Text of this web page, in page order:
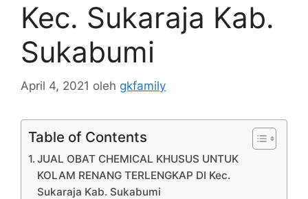
Kec. Sukaraja Kab.
Sukabumi
April 4, 2021 oleh gkfamily
Table of Contents
JUAL OBAT CHEMICAL KHUSUS UNTUK
KOLAM RENANG TERLENGKAP DI Kec.
Sukaraja Kab. Sukabumi